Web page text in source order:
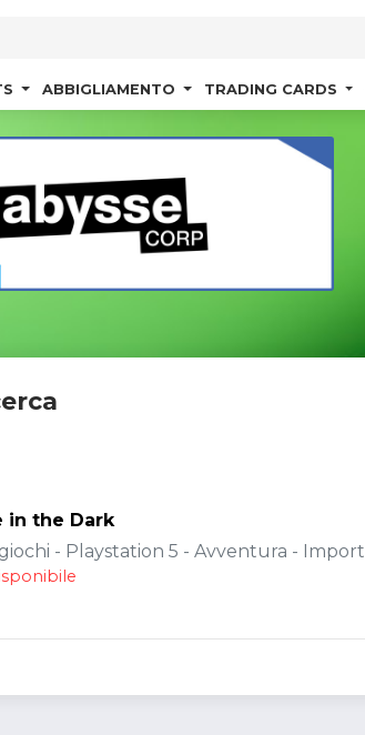
ABBIGLIAMENTO TRADING CARDS
in the Dark
- Playstation 5 - Avventura - Import